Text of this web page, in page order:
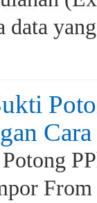
data